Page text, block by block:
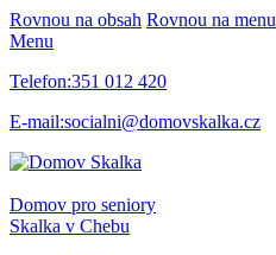
Rovnou na obsah Rovnou na menu
Menu
Telefon:351 012 420
E-mail:socialni@domovskalka.cz
Domov pro seniory
Skalka v Chebu